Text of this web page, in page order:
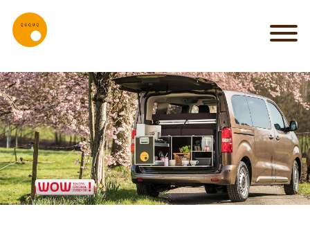
my
car
is
my
castle
SO_GEHTS
System